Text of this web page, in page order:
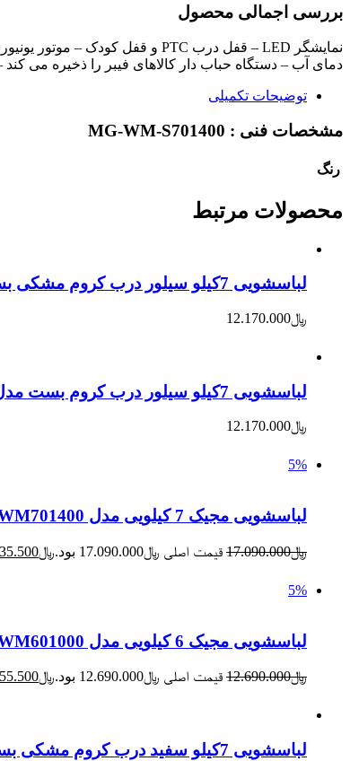
بررسی اجمالی محصول
دمای آب – دستگاه حباب دار کالاهای فیبر را ذخیره می کند – توسط سیستم مدیریت
توضیحات تکمیلی
مشخصات فنی : MG-WM-S701400
رنگ
محصولات مرتبط
لباسشویی 7کیلو سیلور درب کروم مشکی بست مدل BWD-7133
﷼12.170.000
لباسشویی 7کیلو سیلور درب کروم بست مدل BWD-7135
﷼12.170.000
5%
لباسشویی مجیک 7 کیلویی مدل WM701400 – سفید
﷼17.090.000 قیمت اصلی ﷼17.090.000 بود. ﷼
5%
لباسشویی مجیک 6 کیلویی مدل WM601000 – سفید
﷼12.690.000 قیمت اصلی ﷼12.690.000 بود. ﷼
لباسشویی 7کیلو سفید درب کروم مشکی بست مدل BWD-7131